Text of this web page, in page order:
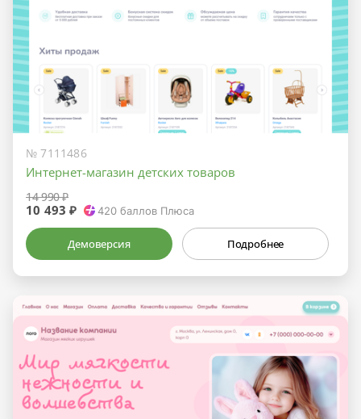
№ 7111486
Интернет-магазин детских товаров
14 990 ₽
10 493 ₽ 420баллов Плюса
Демоверсия Подробнее